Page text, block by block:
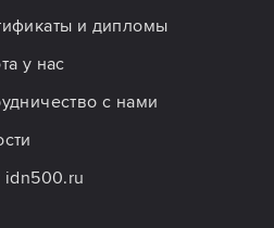
и дипломы
у нас
с нами
idn500.ru